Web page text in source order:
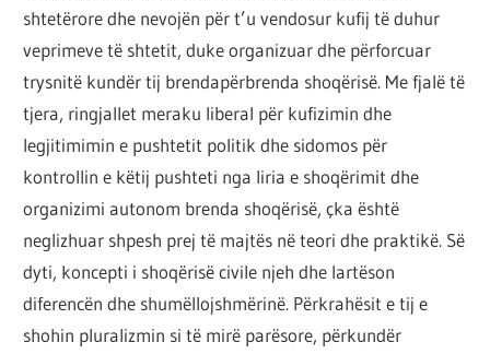
shtetërore dhe nevojën për t’u vendosur kufij të duhur
veprimeve të shtetit, duke organizuar dhe përforcuar
trysnitë kundër tij brendapërbrenda shoqërisë. Me fjalë të
tjera, ringjallet meraku liberal për kufizimin dhe
legjitimimin e pushtetit politik dhe sidomos për
kontrollin e këtij pushteti nga liria e shoqërimit dhe
organizimi autonom brenda shoqërisë, çka është
neglizhuar shpesh prej të majtës në teori dhe praktikë. Së
dyti, koncepti i shoqërisë civile njeh dhe lartëson
diferencën dhe shumëllojshmërinë. Përkrahësit e tij e
shohin pluralizmin si të mirë parësore, përkundër